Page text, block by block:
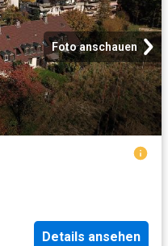
Foto anschauen
Details ansehen